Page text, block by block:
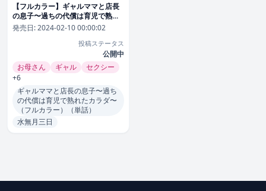
【フルカラー】ギャルママと店長
の息子〜過ちの代償は育児で熟れ
たカラダ〜（フルカラー）（単
話）｜水無月三日 評価数14
発売日:2024-02-10 00:00:02
投稿ステータス
公開中
お母さん
ギャル
セクシー
+6
ギャルママと店長の息子〜過ち
の代償は育児で熟れたカラダ〜
（フルカラー）（単話）
水無月三日